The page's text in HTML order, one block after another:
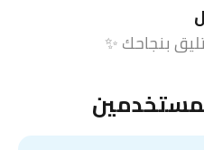
بنجاحك ✨